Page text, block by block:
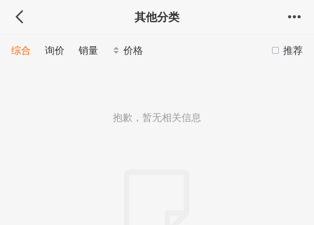
其他分类
推荐
综合 询价 销量 价格
抱歉，暂无相关信息